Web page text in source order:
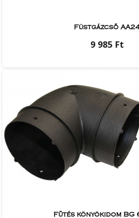
Füstgázcső
9 985 Ft
Fűtés könyökidom BG